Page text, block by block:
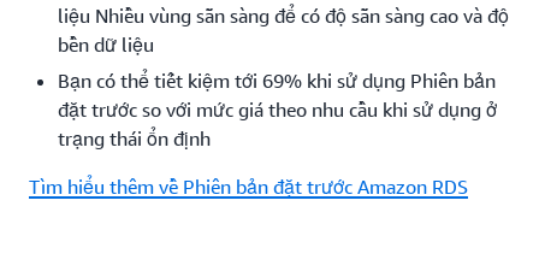
liệu Nhiều vùng sẵn sàng để có độ sẵn sàng cao và độ
bền dữ liệu
Bạn có thể tiết kiệm tới 69% khi sử dụng Phiên bản
đặt trước so với mức giá theo nhu cầu khi sử dụng ở
trạng thái ổn định
Tìm hiểu thêm về Phiên bản đặt trước Amazon RDS